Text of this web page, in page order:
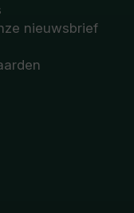
nieuwsbrief